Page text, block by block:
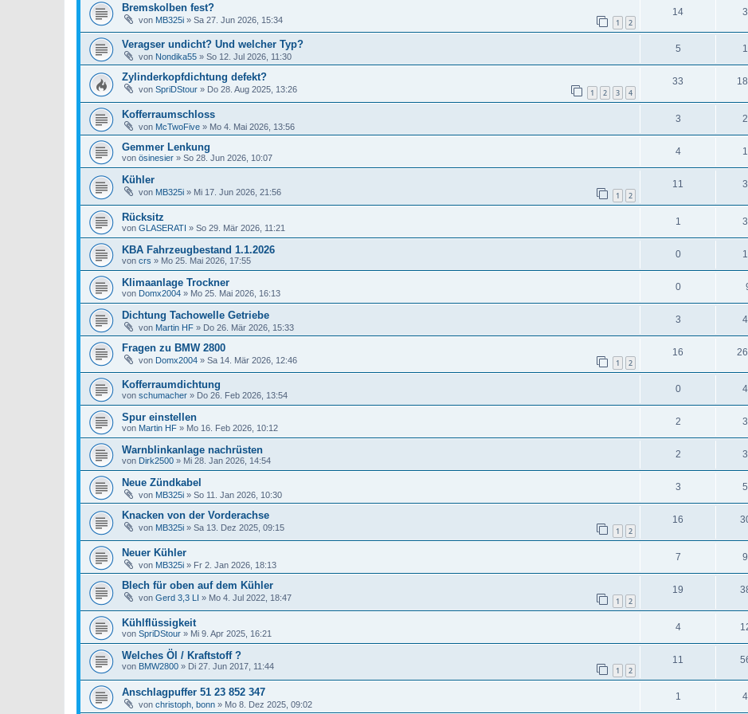
Bremskolben fest?
von MB325i » Sa 27. Jun 2026, 15:34 1 2
14
Veragser undicht? Und welcher Typ?
von Nondika55 » So 12. Jul 2026, 11:30
5
Zylinderkopfdichtung defekt?
von SpriDStour » Do 28. Aug 2025, 13:26 1 2 3 4
33
Kofferraumschloss
von McTwoFive » Mo 4. Mai 2026, 13:56
3
Gemmer Lenkung
von ösinesier » So 28. Jun 2026, 10:07
4
Kühler
von MB325i » Mi 17. Jun 2026, 21:56 1 2
11
Rücksitz
von GLASERATI » So 29. Mär 2026, 11:21
1
KBA Fahrzeugbestand 1.1.2026
von crs » Mo 25. Mai 2026, 17:55
0
Klimaanlage Trockner
von Domx2004 » Mo 25. Mai 2026, 16:13
0
Dichtung Tachowelle Getriebe
von Martin HF » Do 26. Mär 2026, 15:33
3
Fragen zu BMW 2800
von Domx2004 » Sa 14. Mär 2026, 12:46 1 2
16
Kofferraumdichtung
von schumacher » Do 26. Feb 2026, 13:54
0
Spur einstellen
von Martin HF » Mo 16. Feb 2026, 10:12
2
Warnblinkanlage nachrüsten
von Dirk2500 » Mi 28. Jan 2026, 14:54
2
Neue Zündkabel
von MB325i » So 11. Jan 2026, 10:30
3
Knacken von der Vorderachse
von MB325i » Sa 13. Dez 2025, 09:15 1 2
16
Neuer Kühler
von MB325i » Fr 2. Jan 2026, 18:13
7
Blech für oben auf dem Kühler
von Gerd 3,3 LI » Mo 4. Jul 2022, 18:47 1 2
19
Kühlflüssigkeit
von SpriDStour » Mi 9. Apr 2025, 16:21
4
Welches Öl / Kraftstoff ?
von BMW2800 » Di 27. Jun 2017, 11:44 1 2
11
Anschlagpuffer 51 23 852 347
von christoph, bonn » Mo 8. Dez 2025, 09:02
1